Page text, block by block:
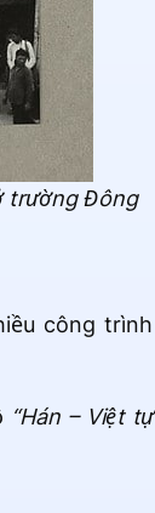
trường Đông
công trình
“Hán – Việt tự